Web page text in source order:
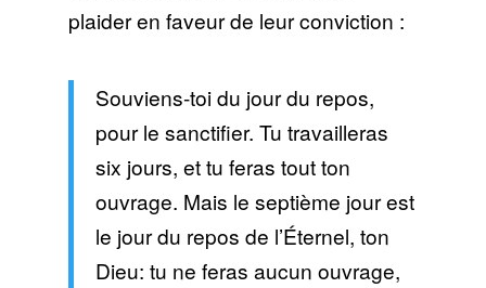
plaider en faveur de leur conviction :
Souviens-toi du jour du repos,
pour le sanctifier. Tu travailleras
six jours, et tu feras tout ton
ouvrage. Mais le septième jour est
le jour du repos de l’Éternel, ton
Dieu: tu ne feras aucun ouvrage,